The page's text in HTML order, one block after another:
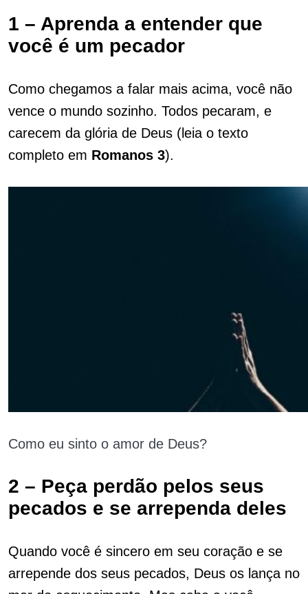
1 – Aprenda a entender que
você é um pecador
Como chegamos a falar mais acima, você não
vence o mundo sozinho. Todos pecaram, e
carecem da glória de Deus (leia o texto
completo em Romanos 3).
Como eu sinto o amor de Deus?
2 – Peça perdão pelos seus
pecados e se arrependa deles
Quando você é sincero em seu coração e se
arrepende dos seus pecados, Deus os lança no